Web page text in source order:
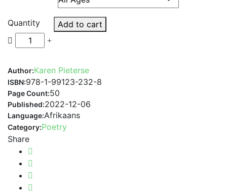
Quantity Add to cart
Author:Karen Pieterse
ISBN:978-1-99123-232-8
Page Count:50
Published:2022-12-06
Language:Afrikaans
Category:Poetry
Share